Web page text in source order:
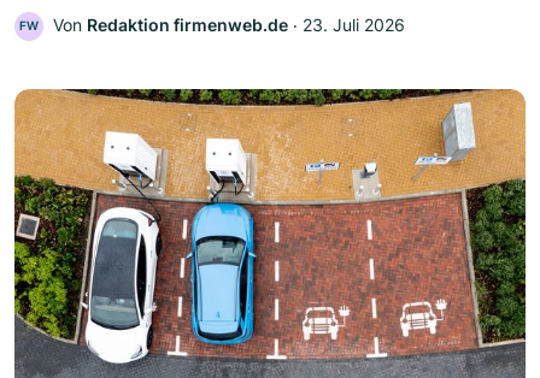
FW Von Redaktion firmenweb.de ‧ 23. Juli 2026